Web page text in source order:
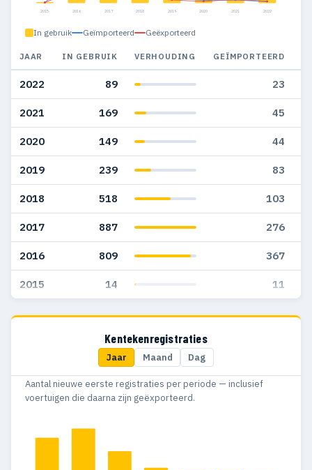
2015 2016 2017 2018 2019 2020 2021 2022
In gebruik Geïmporteerd Geëxporteerd
JAAR IN GEBRUIK VERHOUDING GEÏMPORTEERD
2022 89 23
2021 169 45
2020 149 44
2019 239 83
2018 518 103
2017 887 276
2016 809 367
2015 14 11
Kentekenregistraties
Jaar Maand Dag
Aantal nieuwe eerste registraties per periode — inclusief
voertuigen die daarna zijn geëxporteerd.